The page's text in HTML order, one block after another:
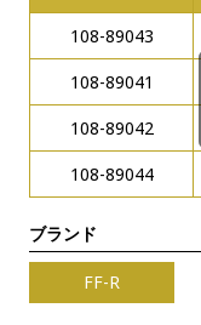
108-89043
108-89041
108-89042
108-89044
ブランド
FF-R